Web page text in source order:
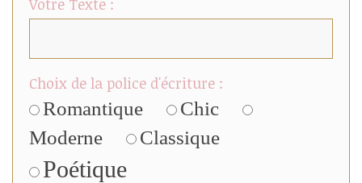
Votre Texte :
Choix de la police d'écriture :
Romantique
Chic
Moderne
Classique
Poétique